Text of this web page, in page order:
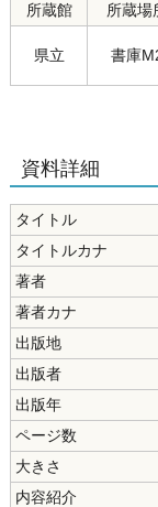
所蔵館 所蔵場
県立 書庫
資料詳細
タイトル
タイトルカナ
著者
著者カナ
出版地
出版者
出版年
ページ数
大きさ
内容紹介